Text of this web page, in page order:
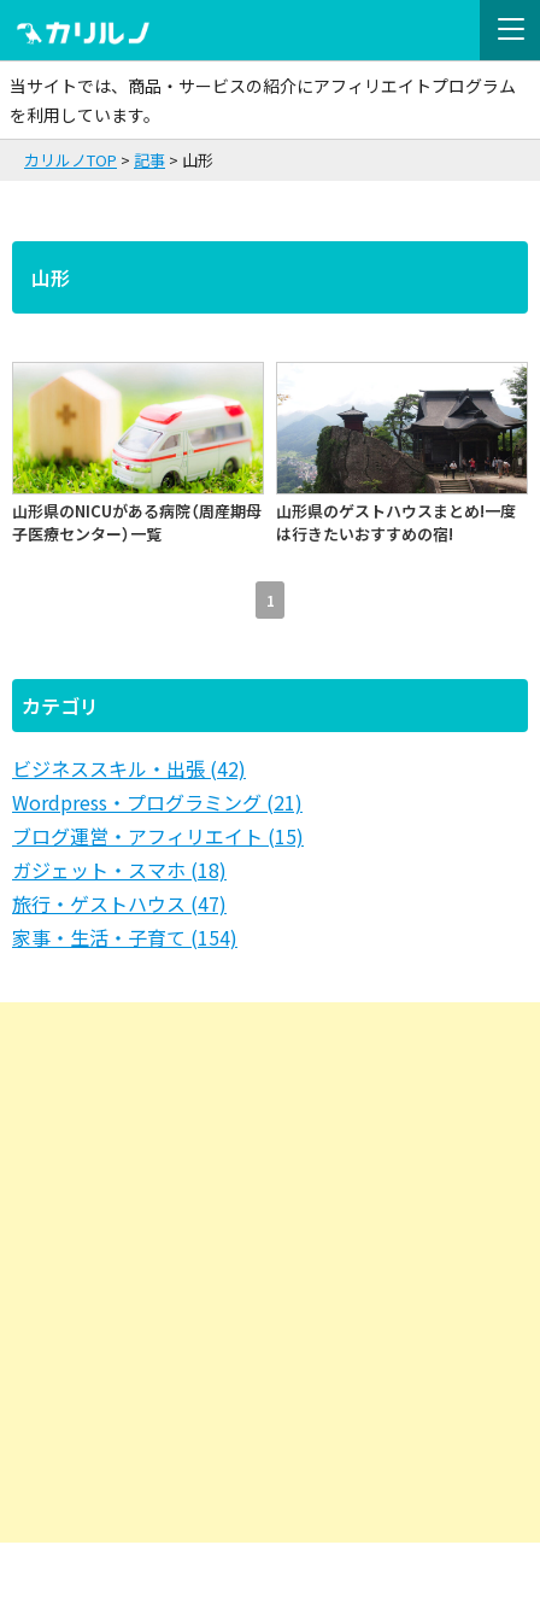
当サイトでは、商品・サービスの紹介にアフィリエイトプログラム
を利用しています。
カリルノTOP 記事 山形
山形
山形県のNICUがある病院（周産期母
子医療センター）一覧
山形県のゲストハウスまとめ!一度
は行きたいおすすめの宿!
1
カテゴリ
ビジネススキル・出張 (42)
Wordpress・プログラミング (21)
ブログ運営・アフィリエイト (15)
ガジェット・スマホ (18)
旅行・ゲストハウス (47)
家事・生活・子育て (154)